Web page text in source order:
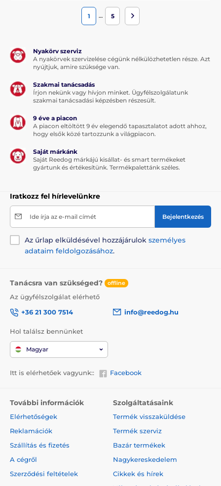
1 … 5
Nyakörv szerviz
A nyakörvek szervizelése cégünk nélkülözhetetlen része. Azt
nyújtjuk, amire szüksége van.
Szakmai tanácsadás
Írjon nekünk vagy hívjon minket. Ügyfélszolgálatunk
szakmai tanácsadási képzésben részesült.
9 éve a piacon
A piacon eltöltött 9 év elegendő tapasztalatot adott ahhoz,
hogy elsők közé tartozzunk a világpiacon.
Saját márkánk
Saját Reedog márkájú kisállat- és smart termékeket
gyártunk és értékesítünk. Termékpalettánk széles.
Iratkozz fel hírlevelünkre
Ide írja az e-mail címét Bejelentkezés
Az űrlap elküldésével hozzájárulok személyes
adataim feldolgozásához.
Tanácsra van szükséged? offline
Az ügyfélszolgálat elérhető
+36 21 300 7514
info@reedog.hu
Hol találsz bennünket
Magyar
Itt is elérhetőek vagyunk:: Facebook
További információk
Elérhetőségek
Reklamációk
Szállítás és fizetés
A cégről
Szerződési feltételek
Szolgáltatásaink
Termék visszaküldése
Termék szerviz
Bazár termékek
Nagykereskedelem
Cikkek és hírek